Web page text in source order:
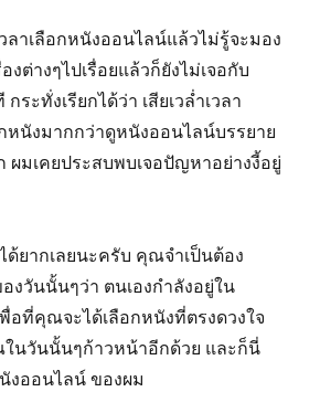
ลาเลือกหนังออนไลน์แล้วไม่รู้จะมอง
งต่างๆไปเรื่อยแล้วก็ยังไม่เจอกับ
ระทั่งเรียกได้ว่า เสียเวล่ำเวลา
หนังมากกว่าดูหนังออนไลน์บรรยาย
ผมเคยประสบพบเจอปัญหาอย่างงี้อยู่
ยากเลยนะครับ คุณจำเป็นต้อง
วันนั้นๆว่า ตนเองกำลังอยู่ใน
อที่คุณจะได้เลือกหนังที่ตรงดวงใจ
นวันนั้นๆก้าวหน้าอีกด้วย และก็นี่
งออนไลน์ ของผม